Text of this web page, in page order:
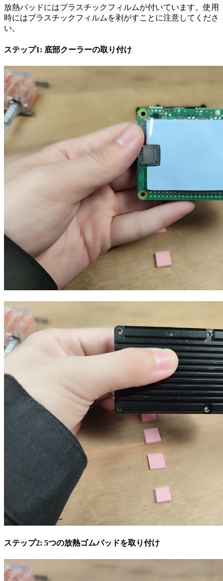
放熱パッドにはプラスチックフィルムが付いています。使用
時にはプラスチックフィルムを剥がすことに注意してくださ
い。
ステップ1: 底部クーラーの取り付け
ステップ2: 5つの放熱ゴムパッドを取り付け